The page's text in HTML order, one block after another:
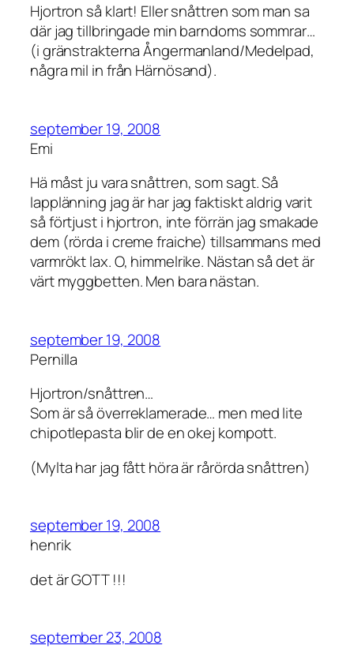
Hjortron så klart! Eller snåttren som man sa
där jag tillbringade min barndoms sommrar…
(i gränstrakterna Ångermanland/Medelpad,
några mil in från Härnösand).
september 19, 2008
Emi
Hä måst ju vara snåttren, som sagt. Så
lapplänning jag är har jag faktiskt aldrig varit
så förtjust i hjortron, inte förrän jag smakade
dem (rörda i creme fraiche) tillsammans med
varmrökt lax. O, himmelrike. Nästan så det är
värt myggbetten. Men bara nästan.
september 19, 2008
Pernilla
Hjortron/snåttren…
Som är så överreklamerade… men med lite
chipotlepasta blir de en okej kompott.
(Mylta har jag fått höra är rårörda snåttren)
september 19, 2008
henrik
det är GOTT !!!
september 23, 2008